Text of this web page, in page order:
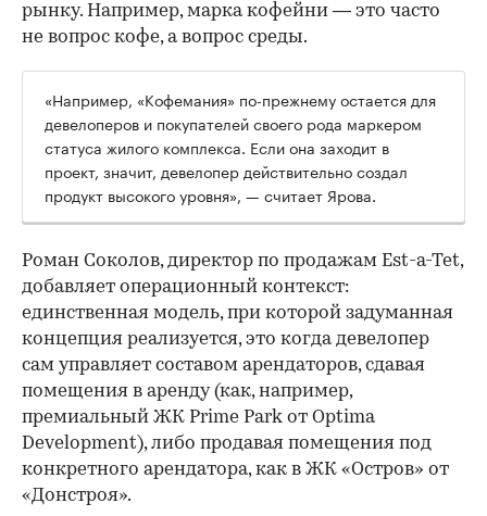
рынку. Например, марка кофейни — это часто
не вопрос кофе, а вопрос среды.
«Например, «Кофемания» по-прежнему остается для
девелоперов и покупателей своего рода маркером
статуса жилого комплекса. Если она заходит в
проект, значит, девелопер действительно создал
продукт высокого уровня», — считает Ярова.
Роман Соколов, директор по продажам Est-a-Tet,
добавляет операционный контекст:
единственная модель, при которой задуманная
концепция реализуется, это когда девелопер
сам управляет составом арендаторов, сдавая
помещения в аренду (как, например,
премиальный ЖК Prime Park от Optima
Development), либо продавая помещения под
конкретного арендатора, как в ЖК «Остров» от
«Донстроя».